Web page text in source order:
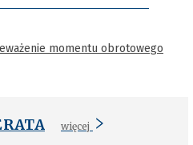
momentu obrotowego
więcej